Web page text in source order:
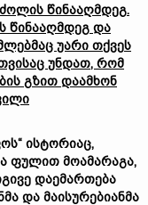
წინააღმდეგ.
წინააღმდეგ და
უარი თქვეს
უნდათ, რომ
გზით დაამხონ
ისტორიაც,
ფულით მოამარაგა,
დაემართება
და მაისურებიანმა